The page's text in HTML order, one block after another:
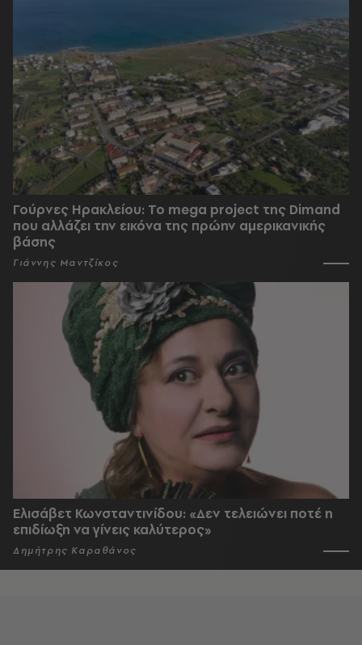
Γούρνες Ηρακλείου: To mega project της Dimand
που αλλάζει την εικόνα της πρώην αμερικανικής
βάσης
Γιάννης Μαντζίκος
Ελισάβετ Κωνσταντινίδου: «Δεν τελειώνει ποτέ η
επιδίωξη να γίνεις καλύτερος»
Δημήτρης Καραθάνος